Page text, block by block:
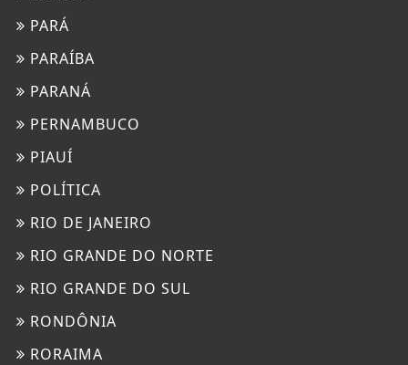
PARÁ
PARAÍBA
PARANÁ
PERNAMBUCO
PIAUÍ
POLÍTICA
RIO DE JANEIRO
RIO GRANDE DO NORTE
RIO GRANDE DO SUL
RONDÔNIA
RORAIMA